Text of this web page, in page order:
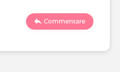
Commentare